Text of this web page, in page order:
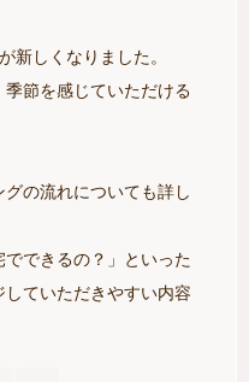
新しくなりました。
節を感じていただける
の流れについても詳し
でできるの？」といった
ていただきやすい内容